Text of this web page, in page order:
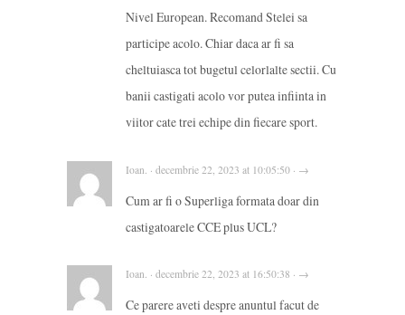
Nivel European. Recomand Stelei sa
participe acolo. Chiar daca ar fi sa
cheltuiasca tot bugetul celorlalte sectii. Cu
banii castigati acolo vor putea infiinta in
viitor cate trei echipe din fiecare sport.
Ioan. · decembrie 22, 2023 at 10:05:50 · →
Cum ar fi o Superliga formata doar din
castigatoarele CCE plus UCL?
Ioan. · decembrie 22, 2023 at 16:50:38 · →
Ce parere aveti despre anuntul facut de